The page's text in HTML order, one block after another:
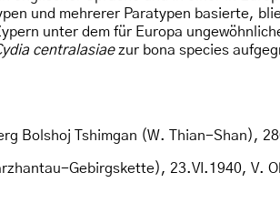
und mehrerer Paratypen basierte,
unter dem für Europa
centralasiaezur bona species
Bolshoj Tshimgan (W. Thian-Shan),
Gebirgskette), 23.VI.1940, V.